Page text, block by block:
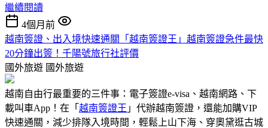
繼續閱讀
4個月前
越南簽證、出入境快速通關「越南簽證王」越南簽證急件最快
20分鐘出簽！千陽號旅行社評價
國外旅遊 國外旅遊
越南自由行最重要的三件事：電子簽證e-visa、越南網路、下
載叫車App！在「 越南簽證王 」代辦越南簽證，還能加購VIP
快速通關，減少排隊入境時間，輕鬆上山下海、穿奧黛逛古城